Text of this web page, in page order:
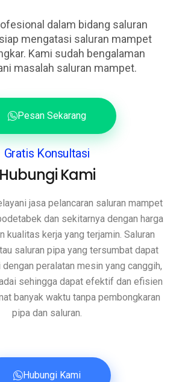
dalam bidang saluran
mengatasi saluran mampet
Kami sudah bengalaman
masalah saluran mampet.
Pesan Sekarang
Gratis Konsultasi
Hubungi Kami
jasa pelancaran saluran mampet
dan sekitarnya dengan harga
kualitas kerja yang terjamin. Saluran
saluran pipa yang tersumbat dapat
peralatan mesin yang canggih,
sehingga dapat efektif dan efisien
banyak waktu tanpa pembongkaran
pipa dan saluran.
Hubungi Kami